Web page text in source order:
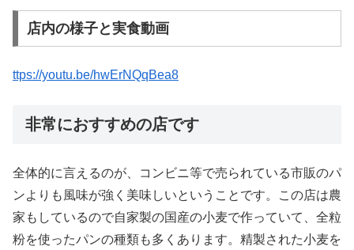
店内の様子と実食動画
ttps://youtu.be/hwErNQqBea8
非常におすすめの店です
全体的に言えるのが、コンビニ等で売られている市販のパ
ンよりも風味が強く美味しいということです。この店は農
家もしているので自家製の国産の小麦で作っていて、全粒
粉を使ったパンの種類も多くあります。精製された小麦を